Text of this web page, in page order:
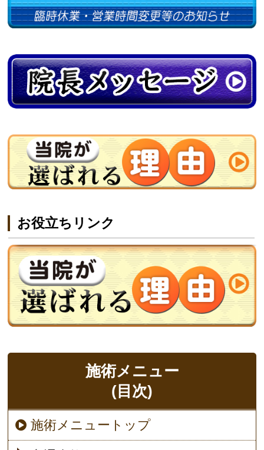
施術メニュー
(目次)
施術メニュートップ
お役立ちリンク